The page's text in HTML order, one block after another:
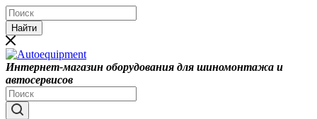
Найти
Интернет-магазин оборудования для шиномонтажа и
автосервисов